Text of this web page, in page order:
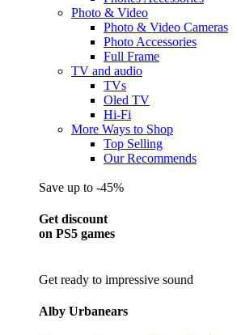
Photo & Video
Photo & Video Cameras
Photo Accessories
Full Frame
TV and audio
TVs
Oled TV
Hi-Fi
More Ways to Shop
Top Selling
Our Recommends
Save up to -45%
Get discount
on PS5 games
Get ready to impressive sound
Alby Urbanears